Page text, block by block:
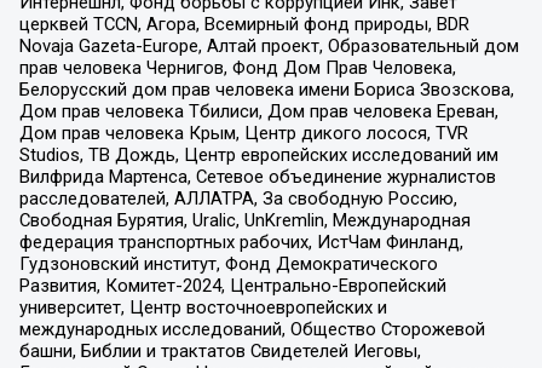
церквей TCCN, Агора, Всемирный фонд природы, BDR
Novaja Gazeta-Europe, Алтай проект, Образовательный дом
прав человека Чернигов, Фонд Дом Прав Человека,
Белорусский дом прав человека имени Бориса Звозскова,
Дом прав человека Тбилиси, Дом прав человека Ереван,
Дом прав человека Крым, Центр дикого лосося, TVR
Studios, ТВ Дождь, Центр европейских исследований им
Вилфрида Мартенса, Сетевое объединение журналистов
расследователей, АЛЛАТРА, За свободную Россию,
Свободная Бурятия, Uralic, UnKremlin, Международная
федерация транспортных рабочих, ИстЧам Финланд,
Гудзоновский институт, Фонд Демократического
Развития, Комитет-2024, Центрально-Европейский
университет, Центр восточноевропейских и
международных исследований, Общество Сторожевой
башни, Библии и трактатов Свидетелей Иеговы,